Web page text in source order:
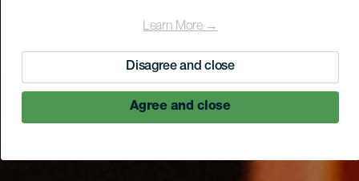
Learn More →
Disagree and close
Agree and close